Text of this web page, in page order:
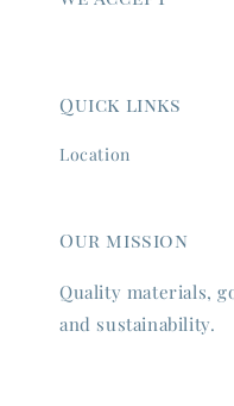
Quick links
Location
Our mission
Quality materials,
and sustainability.